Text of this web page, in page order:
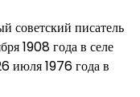
советский писатель
1908 года в селе
июля 1976 года в